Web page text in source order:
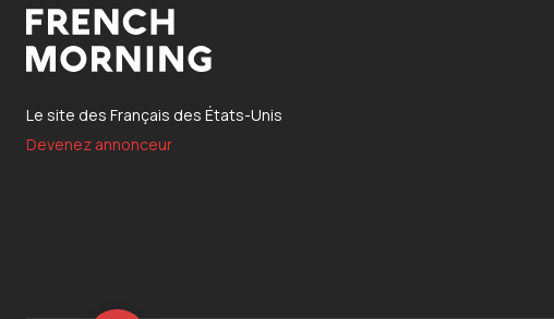
Le site des Français des États-Unis
Devenez annonceur